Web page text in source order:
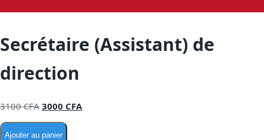
Secrétaire (Assistant) de
direction
3100CFA 3000 CFA
Ajouter au panier